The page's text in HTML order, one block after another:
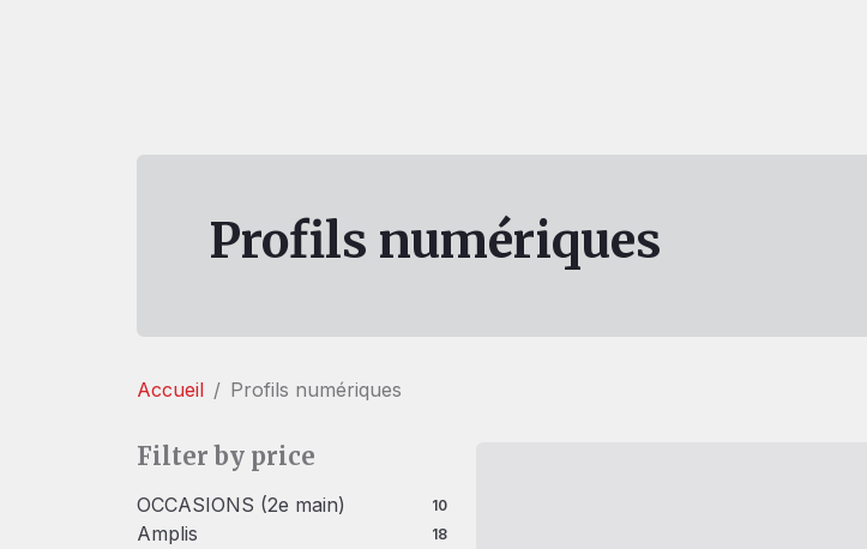
Profils numériques
Accueil Profils numériques
Filter by price
OCCASIONS (2e main) 1010 produits
Amplis 1818 produits